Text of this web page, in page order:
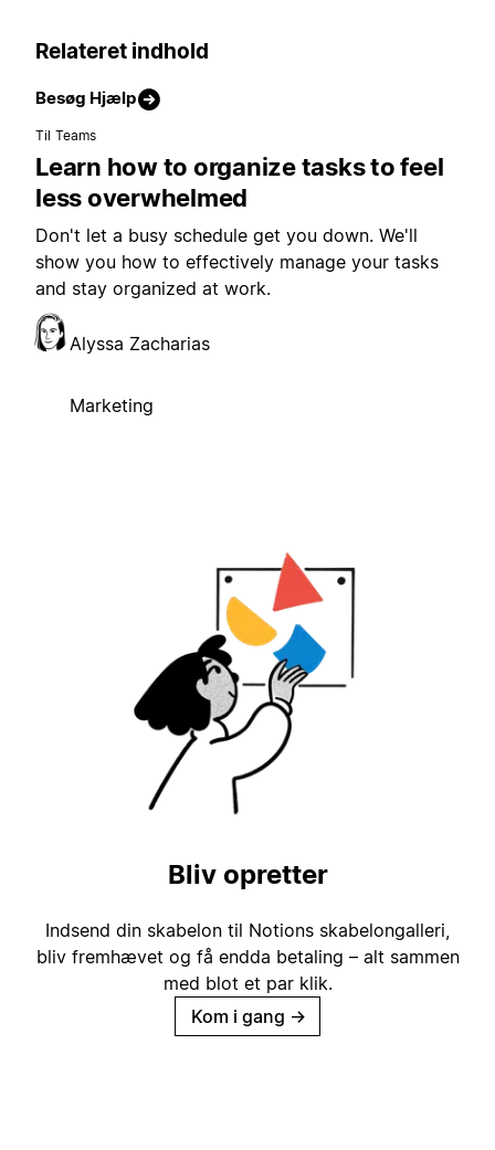
Relateret indhold
Besøg Hjælp
Til Teams
Learn how to organize tasks to feel
less overwhelmed
Don't let a busy schedule get you down. We'll
show you how to effectively manage your tasks
and stay organized at work.
Alyssa Zacharias
Marketing
Bliv opretter
Indsend din skabelon til Notions skabelongalleri,
bliv fremhævet og få endda betaling – alt sammen
med blot et par klik.
Kom i gang →